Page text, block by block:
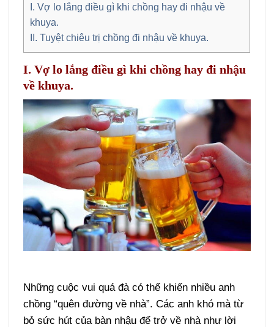
I. Vợ lo lắng điều gì khi chồng hay đi nhậu về
khuya.
II. Tuyệt chiêu trị chồng đi nhậu về khuya.
I. Vợ lo lắng điều gì khi chồng hay đi nhậu
về khuya.
Những cuộc vui quá đà có thể khiến nhiều anh
chồng “quên đường về nhà”. Các anh khó mà từ
bỏ sức hút của bàn nhậu để trở về nhà như lời